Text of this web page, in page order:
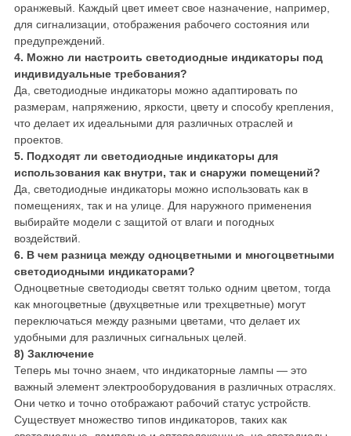
оранжевый. Каждый цвет имеет свое назначение, например,
для сигнализации, отображения рабочего состояния или
предупреждений.
4. Можно ли настроить светодиодные индикаторы под
индивидуальные требования?
Да, светодиодные индикаторы можно адаптировать по
размерам, напряжению, яркости, цвету и способу крепления,
что делает их идеальными для различных отраслей и
проектов.
5. Подходят ли светодиодные индикаторы для
использования как внутри, так и снаружи помещений?
Да, светодиодные индикаторы можно использовать как в
помещениях, так и на улице. Для наружного применения
выбирайте модели с защитой от влаги и погодных
воздействий.
6. В чем разница между одноцветными и многоцветными
светодиодными индикаторами?
Одноцветные светодиоды светят только одним цветом, тогда
как многоцветные (двухцветные или трехцветные) могут
переключаться между разными цветами, что делает их
удобными для различных сигнальных целей.
8) Заключение
Теперь мы точно знаем, что индикаторные лампы — это
важный элемент электрооборудования в различных отраслях.
Они четко и точно отображают рабочий статус устройств.
Существует множество типов индикаторов, таких как